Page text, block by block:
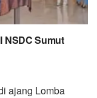
NSDC Sumut
ajang Lomba